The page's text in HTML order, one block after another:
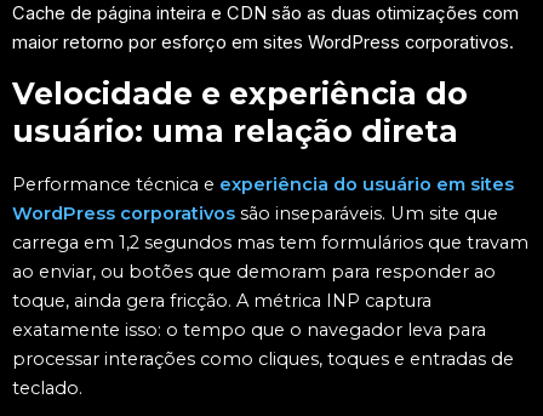
Cache de página inteira e CDN são as duas otimizações com
maior retorno por esforço em sites WordPress corporativos.
Velocidade e experiência do
usuário: uma relação direta
Performance técnica e experiência do usuário em sites
WordPress corporativos são inseparáveis. Um site que
carrega em 1,2 segundos mas tem formulários que travam
ao enviar, ou botões que demoram para responder ao
toque, ainda gera fricção. A métrica INP captura
exatamente isso: o tempo que o navegador leva para
processar interações como cliques, toques e entradas de
teclado.